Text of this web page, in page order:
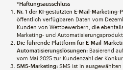
*Haftungsausschluss
Nr. 1 der KI-gestützten E-Mail-Marketing-
öffentlich verfügbaren Daten vom
Kunden von Wettbewerbern, die
Marketing- und
Die führende Plattform für E-Mail-
Automatisierungslösungen:Basierend
vom Mai 2025 zur Kundenzahl der
SMS-Marketing:SMS ist in ausgewählten